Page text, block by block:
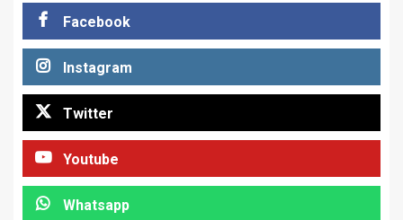
Facebook
Instagram
Twitter
Youtube
Whatsapp